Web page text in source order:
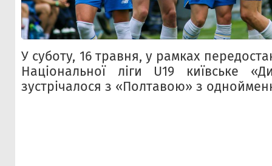
У суботу, 16 травня, у рамках
Національної ліги U19 київське
зустрічалося з «Полтавою» з